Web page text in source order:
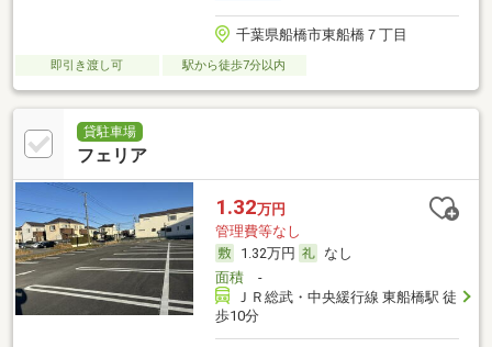
千葉県船橋市東船橋７丁目
即引き渡し可 駅から徒歩7分以内
貸駐車場
フェリア
1.32万円
管理費等なし
1.32万円
なし
面積-
ＪＲ総武・中央緩行線 東船橋駅 徒
歩10分